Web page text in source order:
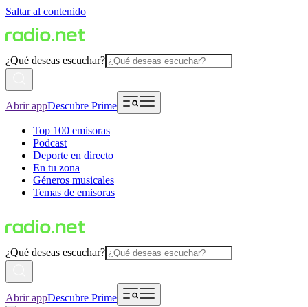
Saltar al contenido
¿Qué deseas escuchar?
Abrir appDescubre Prime
Top 100 emisoras
Podcast
Deporte en directo
En tu zona
Géneros musicales
Temas de emisoras
¿Qué deseas escuchar?
Abrir appDescubre Prime